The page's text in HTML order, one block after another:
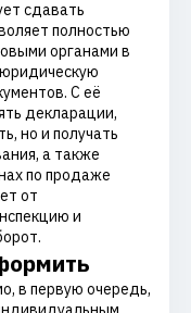
сдавать
полностью
органами в
С её
декларации,
но и получать
а также
по продаже
от
и
в первую очередь,